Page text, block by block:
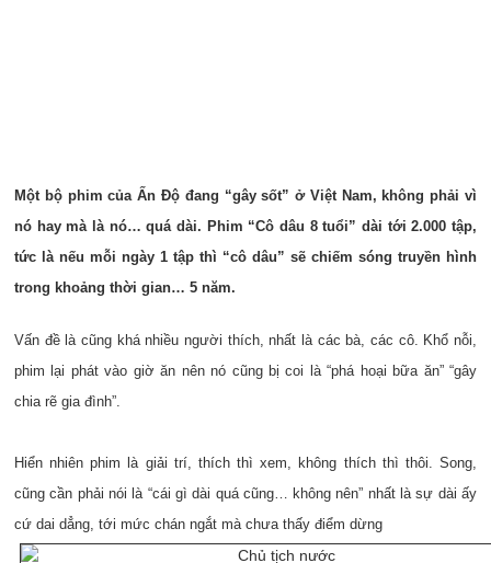
Một bộ phim của Ấn Độ đang “gây sốt” ở Việt Nam, không phải vì
nó hay mà là nó… quá dài. Phim “Cô dâu 8 tuổi” dài tới 2.000 tập,
tức là nếu mỗi ngày 1 tập thì “cô dâu” sẽ chiếm sóng truyền hình
trong khoảng thời gian… 5 năm.
Vấn đề là cũng khá nhiều người thích, nhất là các bà, các cô. Khổ nỗi,
phim lại phát vào giờ ăn nên nó cũng bị coi là “phá hoại bữa ăn” “gây
chia rẽ gia đình”.
Hiển nhiên phim là giải trí, thích thì xem, không thích thì thôi. Song,
cũng cần phải nói là “cái gì dài quá cũng… không nên” nhất là sự dài ấy
cứ dai dẳng, tới mức chán ngắt mà chưa thấy điểm dừng